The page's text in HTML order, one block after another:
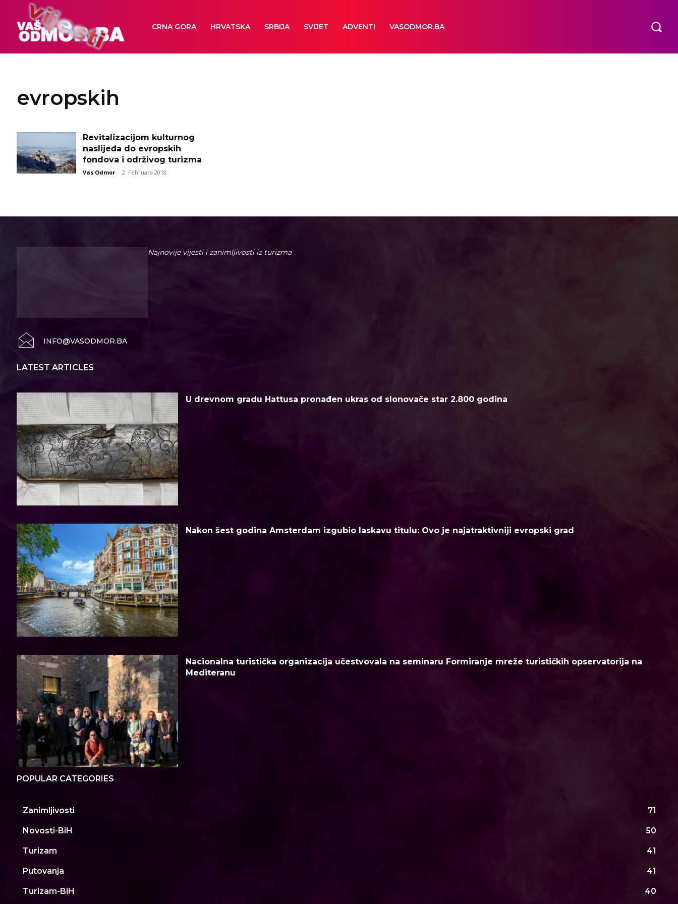
CRNA GORA HRVATSKA SRBIJA SVIJET ADVENTI VASODMOR.BA
evropskih
Revitalizacijom kulturnog
naslijeđa do evropskih
fondova i održivog turizma
Vas Odmor - 2. Februara 2018.
Najnovije vijesti i zanimljivosti iz turizma
INFO@VASODMOR.BA
LATEST ARTICLES
U drevnom gradu Hattusa pronađen ukras od slonovače star 2.800 godina
Nakon šest godina Amsterdam izgubio laskavu titulu: Ovo je najatraktivniji evropski grad
Nacionalna turistička organizacija učestvovala na seminaru Formiranje mreže turističkih opservatorija na
Mediteranu
POPULAR CATEGORIES
Zanimljivosti 71
Novosti-BiH 50
Turizam 41
Putovanja 41
Turizam-BiH 40